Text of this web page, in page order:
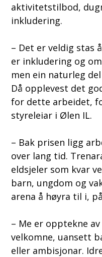
aktivitetstilbod,
inkludering.
– Det er veldig stas
er inkludering og
men ein naturleg
Då opplevest det
for dette arbeidet,
styreleiar i Ølen IL.
– Bak prisen ligg
over lang tid.
eldsjeler som kvar
barn, ungdom og
arena å høyra til i,
– Me er opptekne
velkomne, uansett
eller ambisjonar.